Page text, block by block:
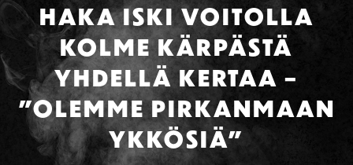
HAKA ISKI VOITOLLA
KOLME KÄRPÄSTÄ
YHDELLÄ KERTAA –
”OLEMME PIRKANMAAN
YKKÖSIÄ”